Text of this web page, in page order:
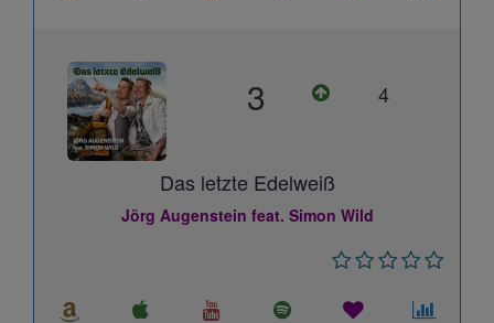
3 4
Das letzte Edelweiß
Jörg Augenstein feat. Simon Wild